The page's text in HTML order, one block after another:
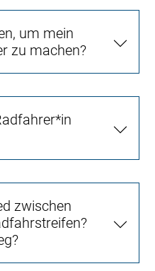
um mein
zu machen?
zwischen